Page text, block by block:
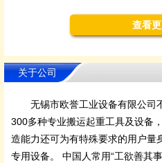
查看
关于公司
无锡市欧誉工业设备有限公司
300多种专业搬运起重工具及设备
造能力还可为有特殊要求的用户量
专用设备。 中国人常用“工欲善其